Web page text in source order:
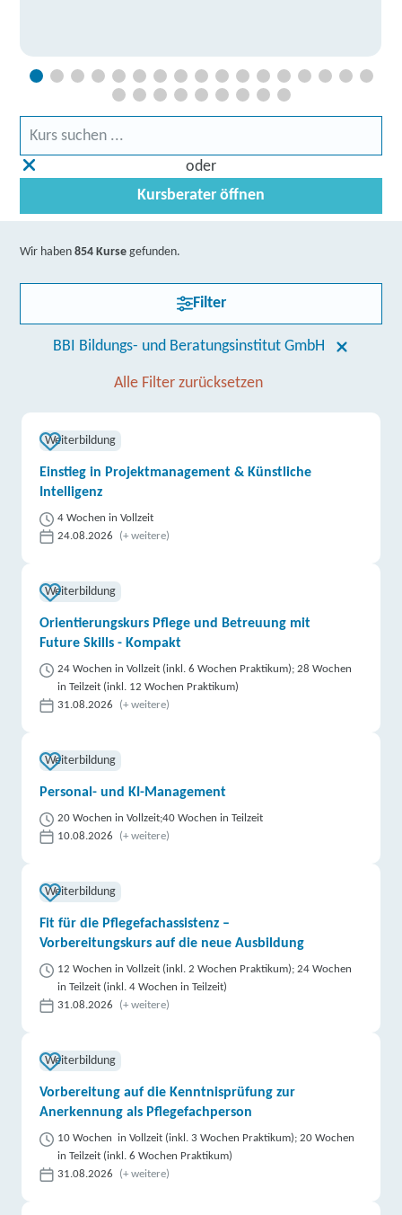
oder
Kursberater öffnen
Wir haben854 Kurse gefunden.
Filter
BBI Bildungs- und Beratungsinstitut GmbH
Alle Filter zurücksetzen
Weiterbildung
Einstieg in Projektmanagement & Künstliche
Intelligenz
4 Wochen in Vollzeit
24.08.2026
(+ weitere)
Weiterbildung
Orientierungskurs Pflege und Betreuung mit
Future Skills - Kompakt
24 Wochen in Vollzeit (inkl. 6 Wochen Praktikum); 28 Wochen
in Teilzeit (inkl. 12 Wochen Praktikum)
31.08.2026
(+ weitere)
Weiterbildung
Personal- und KI-Management
20 Wochen in Vollzeit;40 Wochen in Teilzeit
10.08.2026
(+ weitere)
Weiterbildung
Fit für die Pflegefachassistenz –
Vorbereitungskurs auf die neue Ausbildung
12 Wochen in Vollzeit (inkl. 2 Wochen Praktikum); 24 Wochen
in Teilzeit (inkl. 4 Wochen in Teilzeit)
31.08.2026
(+ weitere)
Weiterbildung
Vorbereitung auf die Kenntnisprüfung zur
Anerkennung als Pflegefachperson
10 Wochen in Vollzeit (inkl. 3 Wochen Praktikum); 20 Wochen
in Teilzeit (inkl. 6 Wochen Praktikum)
31.08.2026
(+ weitere)